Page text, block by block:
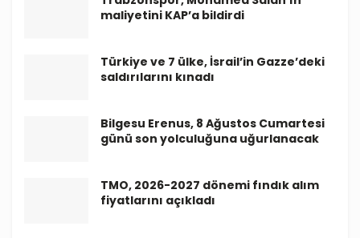
maliyetini KAP’a bildirdi
Türkiye ve 7 ülke, İsrail’in Gazze’deki
saldırılarını kınadı
Bilgesu Erenus, 8 Ağustos Cumartesi
günü son yolculuğuna uğurlanacak
TMO, 2026-2027 dönemi fındık alım
fiyatlarını açıkladı